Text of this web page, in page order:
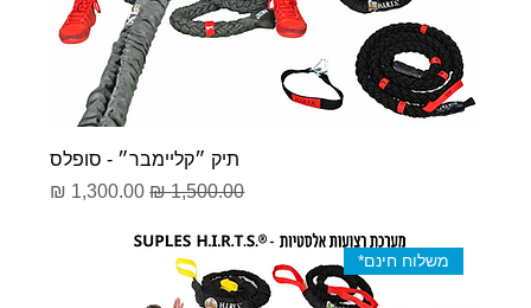
תיק ״קליימבר״ - סופלס
מחיר רגיל‏1,500.00 ‏₪ מחיר מבצע
משלוח חינם*